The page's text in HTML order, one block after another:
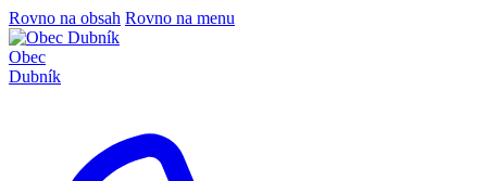
Rovno na obsah Rovno na menu
Obec
Dubník